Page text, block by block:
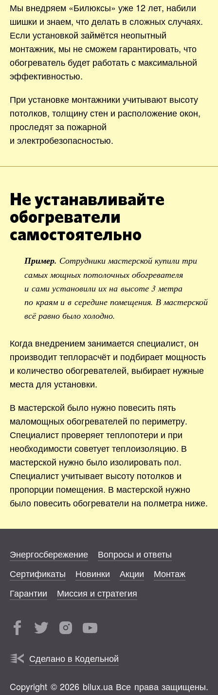
Мы внедряем «Билюксы» уже 12 лет, набили
шишки и знаем, что делать в сложных случаях.
Если установкой займётся неопытный
монтажник, мы не сможем гарантировать, что
обогреватель будет работать с максимальной
эффективностью.
При установке монтажники учитывают высоту
потолков, толщину стен и расположение окон,
проследят за пожарной
и электробезопасностью.
Не устанавливайте
обогреватели
самостоятельно
Пример. Сотрудники мастерской купили три
самых мощных потолочных обогревателя
и сами установили их на высоте 3 метра
по краям и в середине помещения. В мастерской
всё равно было холодно.
Когда внедрением занимается специалист, он
производит теплорасчёт и подбирает мощность
и количество обогревателей, выбирает нужные
места для установки.
В мастерской было нужно повесить пять
маломощных обогревателей по периметру.
Специалист проверяет теплопотери и при
необходимости советует теплоизоляцию. В
мастерской нужно было изолировать пол.
Специалист учитывает высоту потолков и
пропорции помещения. В мастерской нужно
было повесить обогреватели на полметра ниже.
Энергосбережение
Вопросы и ответы
Сертификаты
Новинки Акции
Монтаж
Гарантии
Миссия и стратегия
Сделано в Кодельной
Copyright © 2026 bilux.ua Все права защищены.